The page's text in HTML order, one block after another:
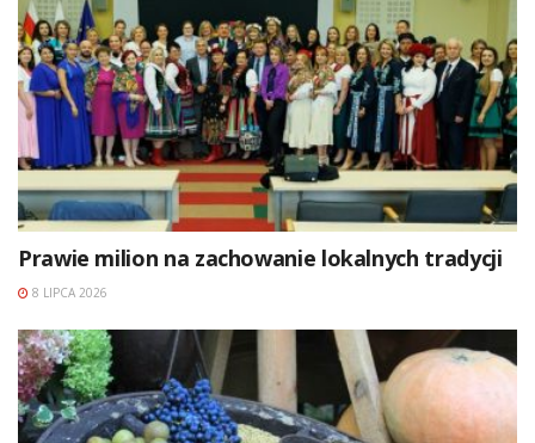
Prawie milion na zachowanie lokalnych tradycji
8 LIPCA 2026